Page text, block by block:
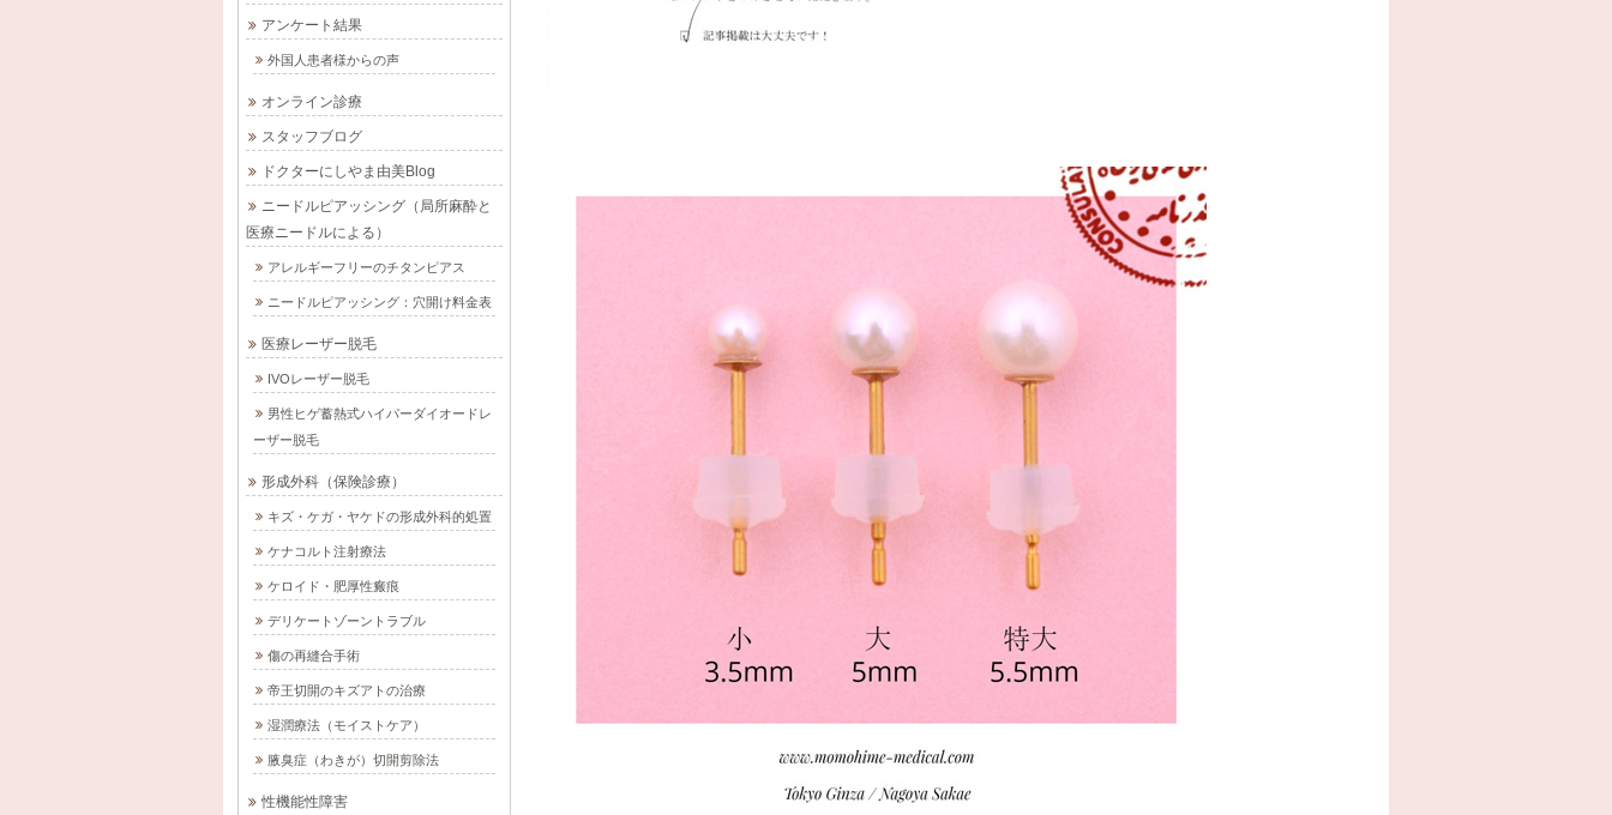
アンケート結果
外国人患者様からの声
オンライン診療
スタッフブログ
ドクターにしやま由美Blog
ニードルピアッシング（局所麻酔と
医療ニードルによる）
アレルギーフリーのチタンピアス
ニードルピアッシング：穴開け料金表
医療レーザー脱毛
IVOレーザー脱毛
男性ヒゲ蓄熱式ハイパーダイオードレ
ーザー脱毛
形成外科（保険診療）
キズ・ケガ・ヤケドの形成外科的処置
ケナコルト注射療法
ケロイド・肥厚性瘢痕
デリケートゾーントラブル
傷の再縫合手術
帝王切開のキズアトの治療
湿潤療法（モイストケア）
腋臭症（わきが）切開剪除法
性機能性障害